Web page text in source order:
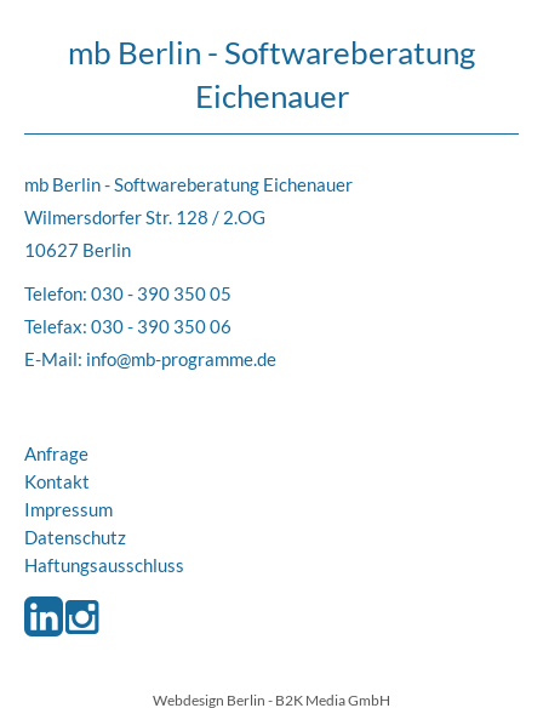
mb Berlin - Softwareberatung
Eichenauer
mb Berlin - Softwareberatung Eichenauer
Wilmersdorfer Str. 128 / 2.OG
10627 Berlin
Telefon: 030 - 390 350 05
Telefax: 030 - 390 350 06
E-Mail: info@mb-programme.de
Anfrage
Kontakt
Impressum
Datenschutz
Haftungsausschluss
Webdesign Berlin - B2K Media GmbH